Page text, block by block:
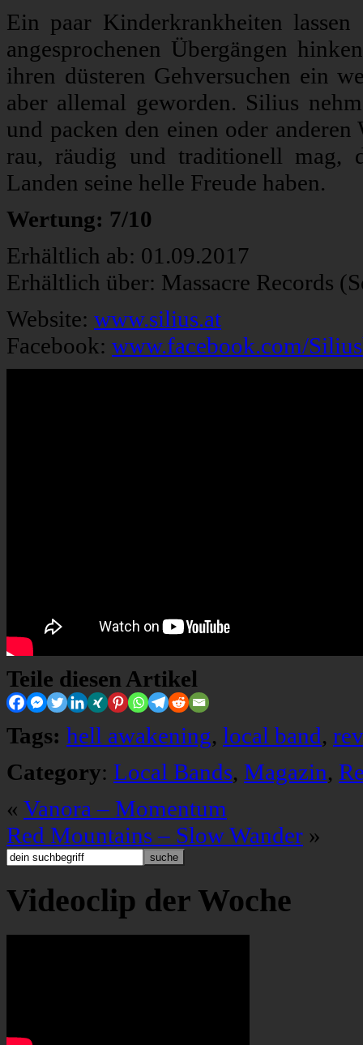
Ein paar Kinderkrankheiten
angesprochenen Übergängen
ihren düsteren Gehversuchen ein
aber allemal geworden. Silius
und packen den einen oder
rau, räudig und traditionell mag,
Landen seine helle Freude haben.
Wertung: 7/10
Erhältlich ab: 01.09.2017
Erhältlich über: Massacre Records
Website: www.silius.at
Facebook: www.facebook.com/
Teile diesen Artikel
Tags: hell awakening, local band,
Category: Local Bands, Magazin,
« Vanora – Momentum
Red Mountains – Slow Wander »
Videoclip der Woche